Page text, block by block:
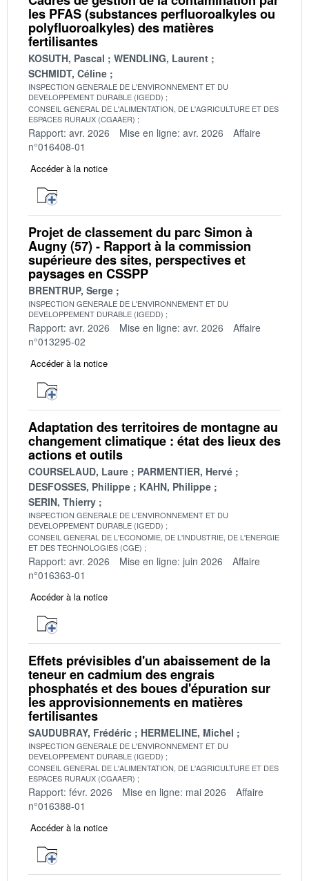
les PFAS (substances perfluoroalkyles ou
polyfluoroalkyles) des matières
fertilisantes
KOSUTH, Pascal
WENDLING, Laurent
SCHMIDT, Céline
INSPECTION GENERALE DE L'ENVIRONNEMENT ET DU
DEVELOPPEMENT DURABLE (IGEDD)
CONSEIL GENERAL DE L'ALIMENTATION, DE L'AGRICULTURE ET DES
ESPACES RURAUX (CGAAER)
Rapport: avr. 2026 Mise en ligne: avr. 2026
Affaire
n°016408-01
Accéder à la notice
Projet de classement du parc Simon à
Augny (57) - Rapport à la commission
supérieure des sites, perspectives et
paysages en CSSPP
BRENTRUP, Serge
INSPECTION GENERALE DE L'ENVIRONNEMENT ET DU
DEVELOPPEMENT DURABLE (IGEDD)
Rapport: avr. 2026 Mise en ligne: avr. 2026
Affaire
n°013295-02
Accéder à la notice
Adaptation des territoires de montagne au
changement climatique : état des lieux des
actions et outils
COURSELAUD, Laure
PARMENTIER, Hervé
DESFOSSES, Philippe
KAHN, Philippe
SERIN, Thierry
INSPECTION GENERALE DE L'ENVIRONNEMENT ET DU
DEVELOPPEMENT DURABLE (IGEDD)
CONSEIL GENERAL DE L'ECONOMIE, DE L'INDUSTRIE, DE L'ENERGIE
ET DES TECHNOLOGIES (CGE)
Rapport: avr. 2026 Mise en ligne: juin 2026
Affaire
n°016363-01
Accéder à la notice
Effets prévisibles d'un abaissement de la
teneur en cadmium des engrais
phosphatés et des boues d'épuration sur
les approvisionnements en matières
fertilisantes
SAUDUBRAY, Frédéric HERMELINE, Michel
INSPECTION GENERALE DE L'ENVIRONNEMENT ET DU
DEVELOPPEMENT DURABLE (IGEDD)
CONSEIL GENERAL DE L'ALIMENTATION, DE L'AGRICULTURE ET DES
ESPACES RURAUX (CGAAER)
Rapport: févr. 2026 Mise en ligne: mai 2026
Affaire
n°016388-01
Accéder à la notice